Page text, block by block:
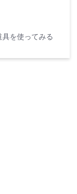
を使ってみる